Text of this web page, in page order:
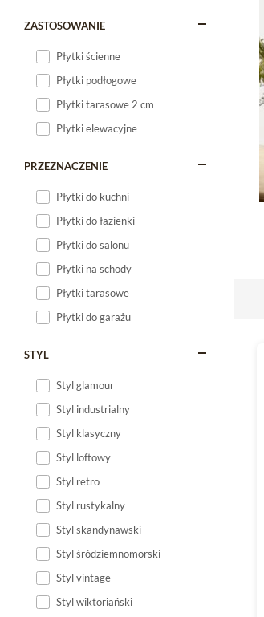
ZASTOSOWANIE
Płytki ścienne
Płytki podłogowe
Płytki tarasowe 2 cm
Płytki elewacyjne
PRZEZNACZENIE
Płytki do kuchni
Płytki do łazienki
Płytki do salonu
Płytki na schody
Płytki tarasowe
Płytki do garażu
STYL
Styl glamour
Styl industrialny
Styl klasyczny
Styl loftowy
Styl retro
Styl rustykalny
Styl skandynawski
Styl śródziemnomorski
Styl vintage
Styl wiktoriański